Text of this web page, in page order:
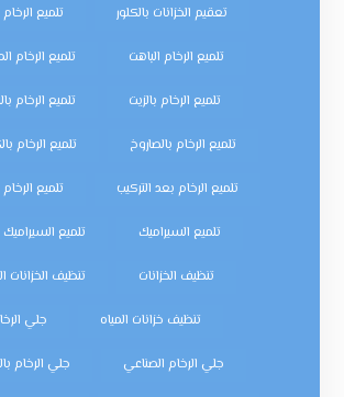
تعقيم الخزانات بالكلور تلميع
تلميع الرخام الباهت تلميع الرخام
تلميع الرخام بالزيت تلميع الرخام
تلميع الرخام بالصاروخ تلميع الرخام
تلميع الرخام بعد التركيب تلميع
تلميع السيراميك تلميع السيراميك
تنظيف الخزانات تنظيف الخزانات
تنظيف خزانات المياه جلي
جلي الرخام الصناعي جلي الرخام